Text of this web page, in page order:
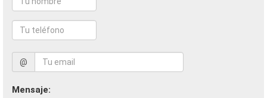
@
Mensaje: